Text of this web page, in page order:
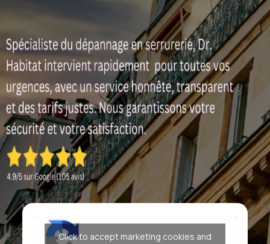
Click to accept marketing cookies and